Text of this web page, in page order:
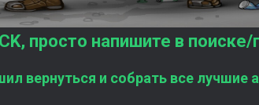
просто напишите в
вернуться и собрать все